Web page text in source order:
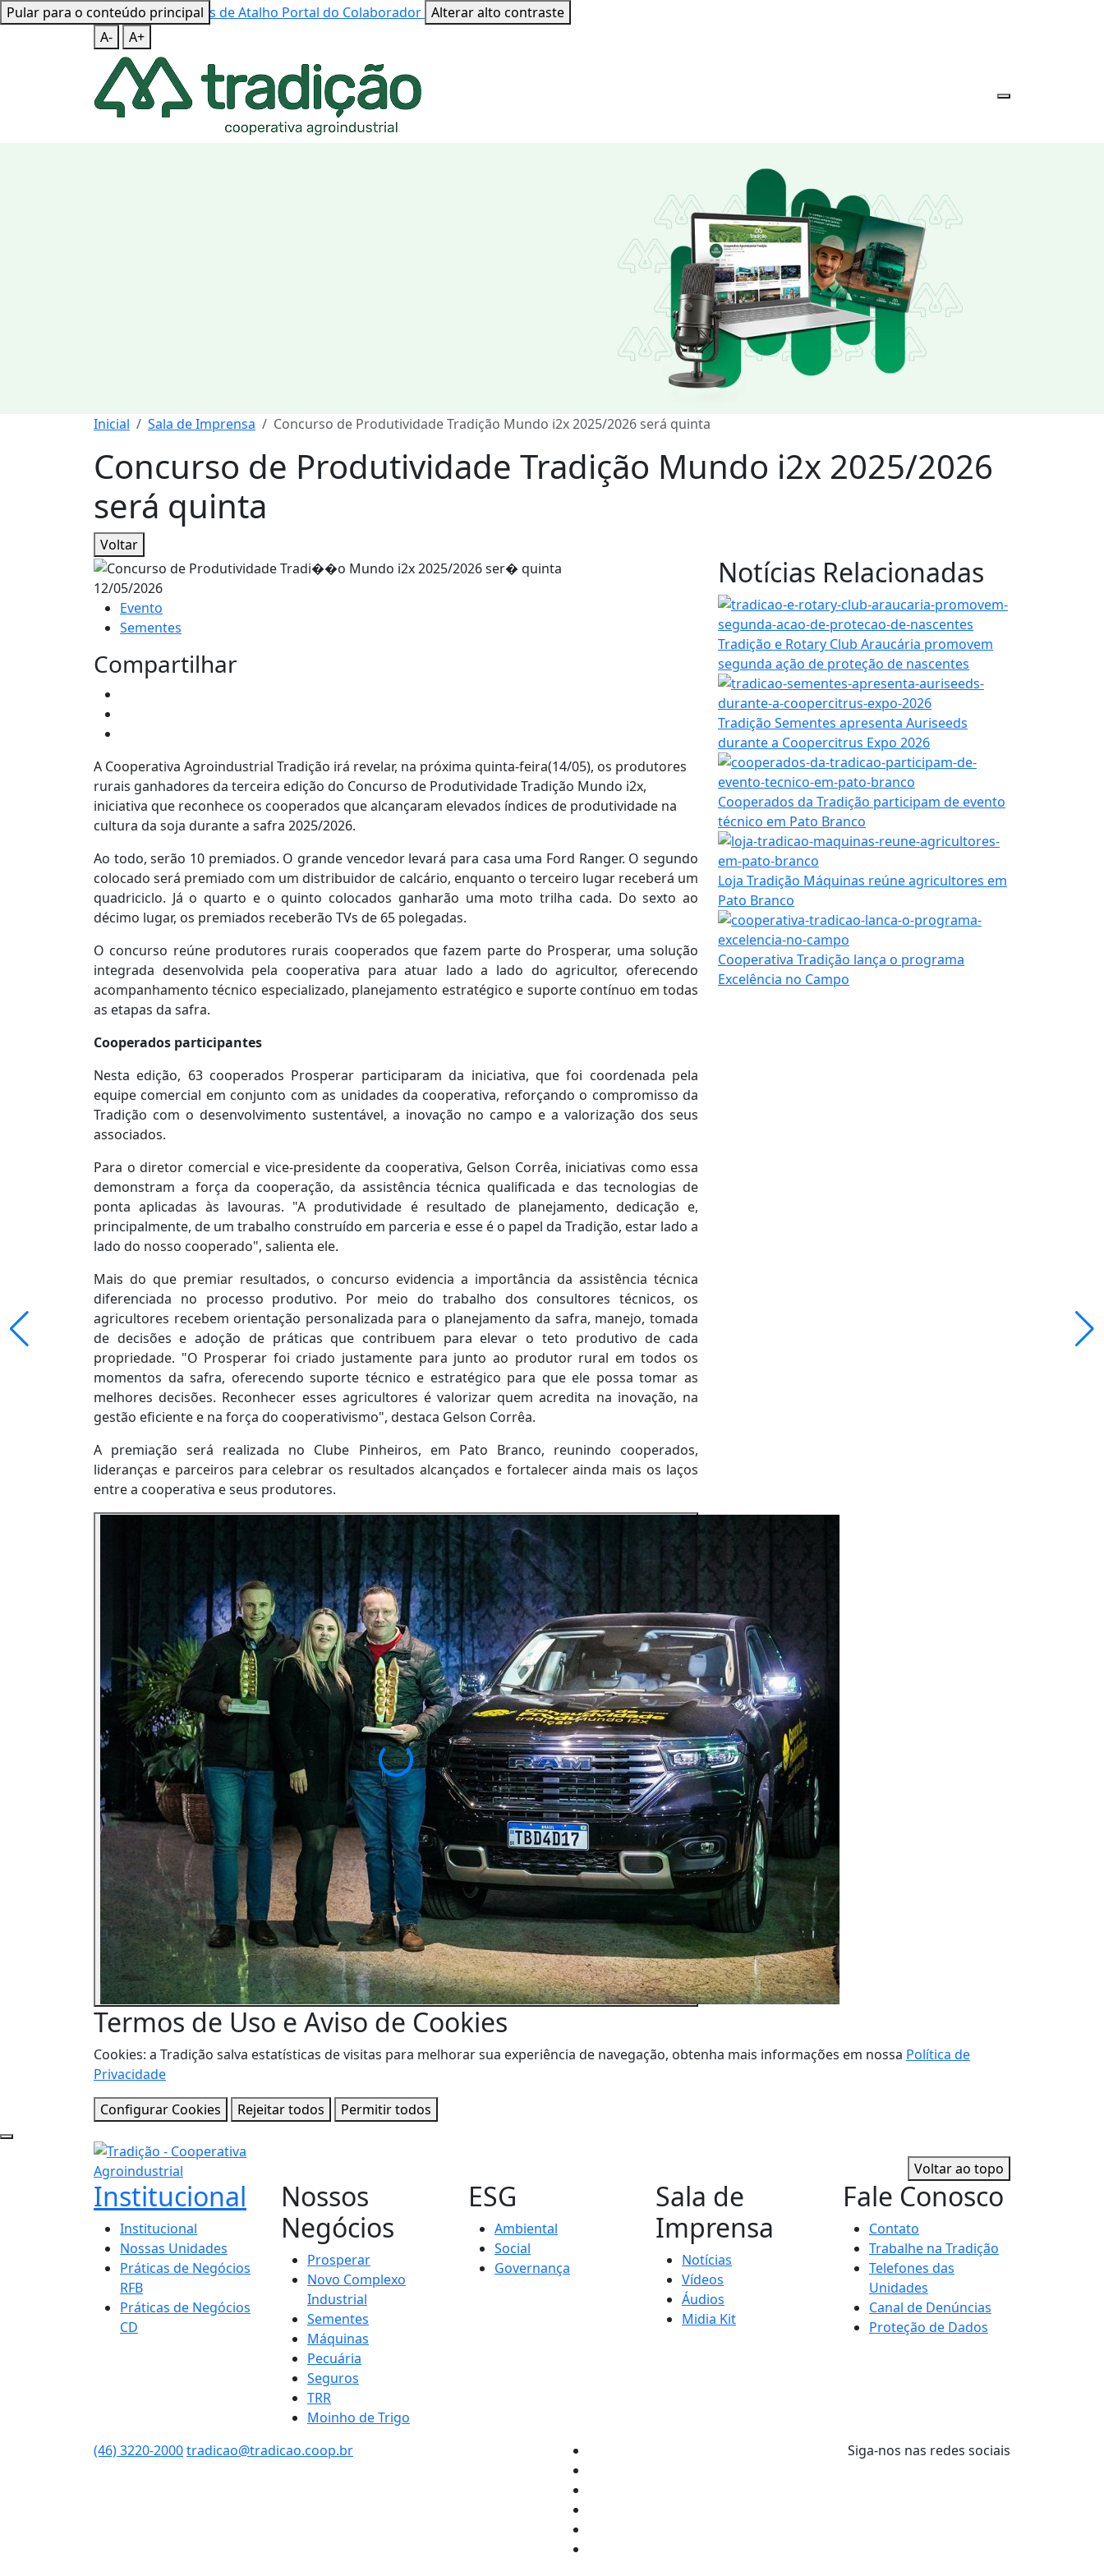
Pular para o conteúdo principal
Mapa do Site Teclas de Atalho Portal do Colaborador Alterar alto contraste
A-
A+
Inicial Sala de Imprensa Concurso de Produtividade Tradição Mundo i2x 2025/2026 será quinta
Concurso de Produtividade Tradição Mundo i2x 2025/2026
será quinta
Voltar
12/05/2026
Evento
Sementes
Compartilhar
A Cooperativa Agroindustrial Tradição irá revelar, na próxima quinta-feira(14/05), os produtores
rurais ganhadores da terceira edição do Concurso de Produtividade Tradição Mundo i2x,
iniciativa que reconhece os cooperados que alcançaram elevados índices de produtividade na
cultura da soja durante a safra 2025/2026.
Ao todo, serão 10 premiados. O grande vencedor levará para casa uma Ford Ranger. O segundo
colocado será premiado com um distribuidor de calcário, enquanto o terceiro lugar receberá um
quadriciclo. Já o quarto e o quinto colocados ganharão uma moto trilha cada. Do sexto ao
décimo lugar, os premiados receberão TVs de 65 polegadas.
O concurso reúne produtores rurais cooperados que fazem parte do Prosperar, uma solução
integrada desenvolvida pela cooperativa para atuar lado a lado do agricultor, oferecendo
acompanhamento técnico especializado, planejamento estratégico e suporte contínuo em todas
as etapas da safra.
Cooperados participantes
Nesta edição, 63 cooperados Prosperar participaram da iniciativa, que foi coordenada pela
equipe comercial em conjunto com as unidades da cooperativa, reforçando o compromisso da
Tradição com o desenvolvimento sustentável, a inovação no campo e a valorização dos seus
associados.
Para o diretor comercial e vice-presidente da cooperativa, Gelson Corrêa, iniciativas como essa
demonstram a força da cooperação, da assistência técnica qualificada e das tecnologias de
ponta aplicadas às lavouras. "A produtividade é resultado de planejamento, dedicação e,
principalmente, de um trabalho construído em parceria e esse é o papel da Tradição, estar lado a
lado do nosso cooperado", salienta ele.
Mais do que premiar resultados, o concurso evidencia a importância da assistência técnica
diferenciada no processo produtivo. Por meio do trabalho dos consultores técnicos, os
agricultores recebem orientação personalizada para o planejamento da safra, manejo, tomada
de decisões e adoção de práticas que contribuem para elevar o teto produtivo de cada
propriedade. "O Prosperar foi criado justamente para junto ao produtor rural em todos os
momentos da safra, oferecendo suporte técnico e estratégico para que ele possa tomar as
melhores decisões. Reconhecer esses agricultores é valorizar quem acredita na inovação, na
gestão eficiente e na força do cooperativismo", destaca Gelson Corrêa.
A premiação será realizada no Clube Pinheiros, em Pato Branco, reunindo cooperados,
lideranças e parceiros para celebrar os resultados alcançados e fortalecer ainda mais os laços
entre a cooperativa e seus produtores.
Notícias Relacionadas
Tradição e Rotary Club Araucária promovem
segunda ação de proteção de nascentes
Tradição Sementes apresenta Auriseeds
durante a Coopercitrus Expo 2026
Cooperados da Tradição participam de evento
técnico em Pato Branco
Loja Tradição Máquinas reúne agricultores em
Pato Branco
Cooperativa Tradição lança o programa
Excelência no Campo
Termos de Uso e Aviso de Cookies
Cookies: a Tradição salva estatísticas de visitas para melhorar sua experiência de navegação, obtenha mais informações em nossa Política de
Privacidade
Configurar Cookies
Rejeitar todos Permitir todos
Voltar ao topo
Institucional
Institucional
Nossas Unidades
Práticas de Negócios
RFB
Práticas de Negócios
CD
Nossos
Negócios
Prosperar
Novo Complexo
Industrial
Sementes
Máquinas
Pecuária
Seguros
TRR
Moinho de Trigo
ESG
Ambiental
Social
Governança
Sala de
Imprensa
Notícias
Vídeos
Áudios
Midia Kit
Fale Conosco
Contato
Trabalhe na Tradição
Telefones das
Unidades
Canal de Denúncias
Proteção de Dados
(46) 3220-2000tradicao@tradicao.coop.br Siga-nos nas redes sociais